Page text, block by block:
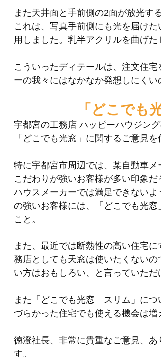
また天井面と手前側の2面が放光す
これは、写真手前側にも光を届け
用しました。乳半アクリルを曲げた
こういったディテールは、注文住
ーの我々にはなかなか発想しにくい
「どこでも
宇都宮の工務店 ハッピーハウジン
「どこでも光窓」に関するご意見を
特に宇都宮市周辺では、某自動車
こだわりが強いお客様が多い印象だ
ハウスメーカーでは満足できない
の強いお客様には、「どこでも光
こと。
また、最近では断熱性の高い住宅
務店としても天窓は使いたくない
い方はおもしろい、と言っていただ
また「どこでも光窓　スリム」に
づらかった住宅でも使える機会は増
徳澄社長、非常に貴重なご意見、
す。